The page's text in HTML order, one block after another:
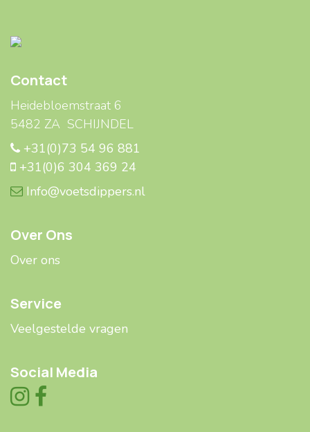
Contact
Heidebloemstraat 6
5482 ZA SCHIJNDEL
+31(0)73 54 96 881
+31(0)6 304 369 24
Info@voetsdippers.nl
Over Ons
Over ons
Service
Veelgestelde ​​vragen
Social Media